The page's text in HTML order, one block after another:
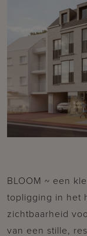
BLOOM ~ een
topligging in het
zichtbaarheid
van een stille,